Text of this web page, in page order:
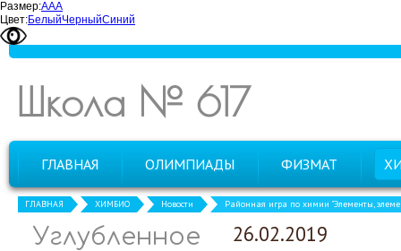
Размер:ААА
Цвет:БелыйЧерныйСиний
Школа № 617
ГЛАВНАЯ ОЛИМПИАДЫ ФИЗМАТ
ГЛАВНАЯ ХИМБИО Новости Районная игра по химии "Элементы,
Углубленное
26.02.2019